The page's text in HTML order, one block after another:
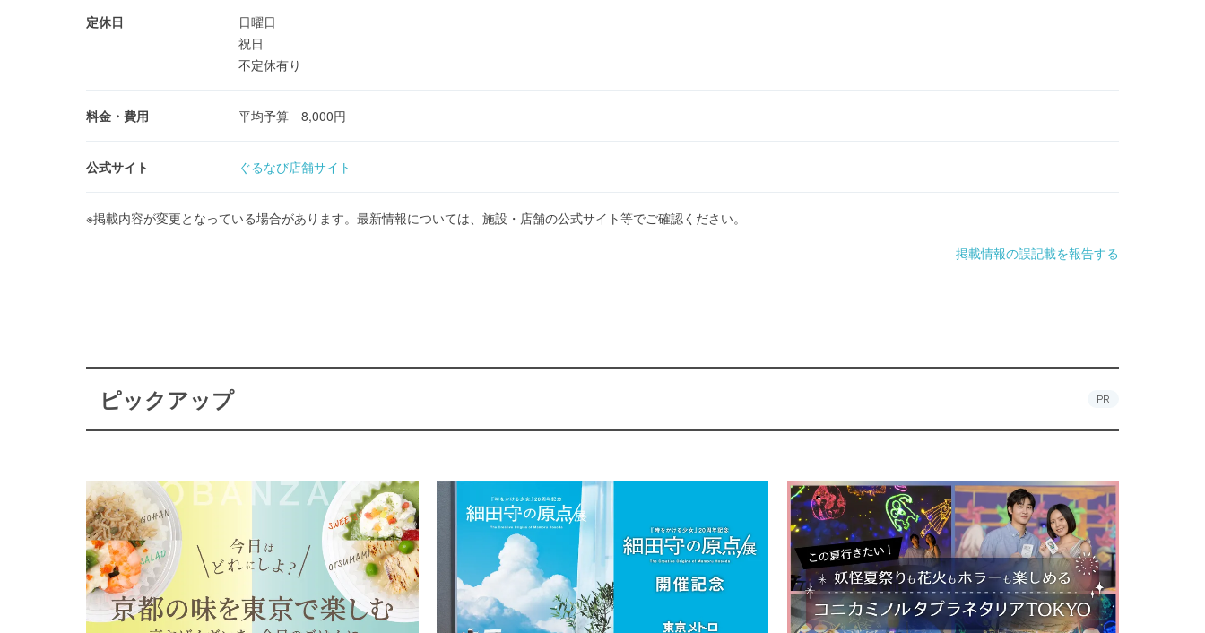
定休日
日曜日
祝日
不定休有り
料金・費用 平均予算 8,000円
公式サイト ぐるなび店舗サイト
※掲載内容が変更となっている場合があります。最新情報については、施設・店舗の公式サイト等でご確認ください。
掲載情報の誤記載を報告する
ピックアップ PR